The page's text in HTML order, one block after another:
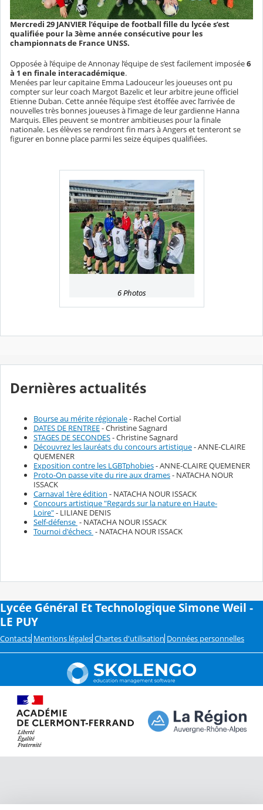
Mercredi 29 JANVIER l’équipe de football fille du lycée s’est
qualifiée pour la 3ème année consécutive pour les
championnats de France UNSS.
Opposée à l’équipe de Annonay l’équipe de s’est facilement imposée6
à 1 en finale interacadémique.
Menées par leur capitaine Emma Ladouceur les joueuses ont pu
compter sur leur coach Margot Bazelic et leur arbitre jeune officiel
Etienne Duban. Cette année l’équipe s’est étoffée avec l’arrivée de
nouvelles très bonnes joueuses à l’image de leur gardienne Hanna
Marquis. Elles peuvent se montrer ambitieuses pour la finale
nationale. Les élèves se rendront fin mars à Angers et tenteront se
figurer en bonne place parmi les seize équipes qualifiées.
6 Photos
Dernières actualités
Bourse au mérite régionale- Rachel Cortial
DATES DE RENTREE- Christine Sagnard
STAGES DE SECONDES- Christine Sagnard
Découvrez les lauréats du concours artistique- ANNE-CLAIRE
QUEMENER
Exposition contre les LGBTphobies- ANNE-CLAIRE QUEMENER
Proto-On passe vite du rire aux drames- NATACHA NOUR
ISSACK
Carnaval 1ère édition - NATACHA NOUR ISSACK
Concours artistique "Regards sur la nature en Haute-
Loire"- LILIANE DENIS
Self-défense - NATACHA NOUR ISSACK
Tournoi d'échecs - NATACHA NOUR ISSACK
Lycée Général Et Technologique Simone Weil -
LE PUY
Contacts Mentions légales Chartes d'utilisation Données personnelles